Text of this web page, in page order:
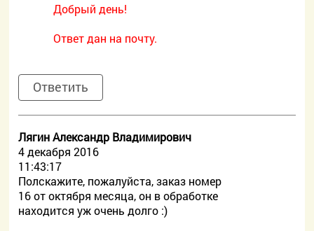
Добрый день!
Ответ дан на почту.
Ответить
Лягин Александр Владимирович
4 декабря 2016
11:43:17
Полскажите, пожалуйста, заказ номер
16 от октября месяца, он в обработке
находится уж очень долго :)